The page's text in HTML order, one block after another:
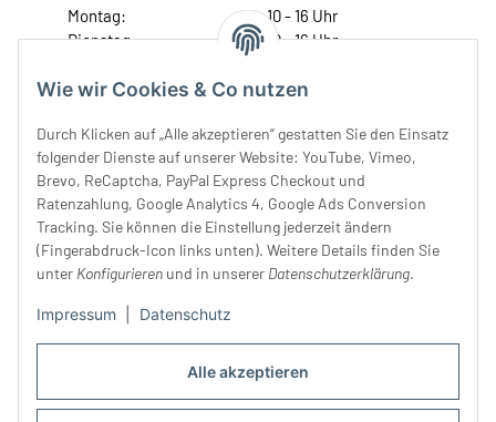
Alle akzeptieren
Wie wir Cookies & Co nutzen
Durch Klicken auf „Alle akzeptieren“ gestatten Sie den Einsatz
folgender Dienste auf unserer Website: YouTube, Vimeo,
Brevo, ReCaptcha, PayPal Express Checkout und
Ratenzahlung, Google Analytics 4, Google Ads Conversion
Tracking. Sie können die Einstellung jederzeit ändern
(Fingerabdruck-Icon links unten). Weitere Details finden Sie
unter Konfigurieren und in unserer Datenschutzerklärung.
Impressum Datenschutz
Montag:
10 - 16 Uhr
Dienstag:
10 - 16 Uhr
Donnerstag:
10 - 18 Uhr
Samstag:
10 - 14 Uhr
Unser Service
Rechtliches